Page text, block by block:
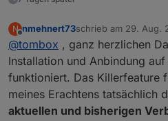
N
Offline
nmehnert73schrieb am 29. Aug.
zuletzt editiert von
@tombox , ganz herzlichen
Installation und Anbindung
funktioniert. Das Killerfeature
meines Erachtens tatsächlich
aktuellen und bisherigen